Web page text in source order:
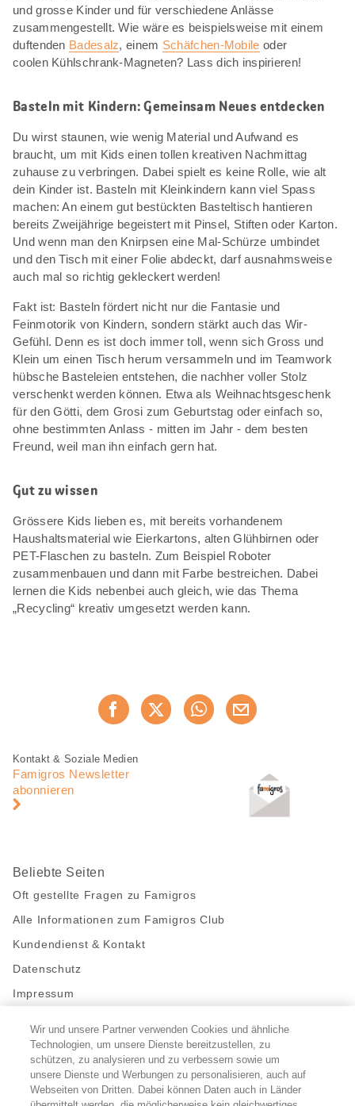
und grosse Kinder und für verschiedene Anlässe
zusammengestellt. Wie wäre es beispielsweise mit einem
duftenden Badesalz, einem Schäfchen-Mobile oder
coolen Kühlschrank-Magneten? Lass dich inspirieren!
Basteln mit Kindern: Gemeinsam Neues entdecken
Du wirst staunen, wie wenig Material und Aufwand es
braucht, um mit Kids einen tollen kreativen Nachmittag
zuhause zu verbringen. Dabei spielt es keine Rolle, wie alt
dein Kinder ist. Basteln mit Kleinkindern kann viel Spass
machen: An einem gut bestückten Basteltisch hantieren
bereits Zweijährige begeistert mit Pinsel, Stiften oder Karton.
Und wenn man den Knirpsen eine Mal-Schürze umbindet
und den Tisch mit einer Folie abdeckt, darf ausnahmsweise
auch mal so richtig gekleckert werden!
Fakt ist: Basteln fördert nicht nur die Fantasie und
Feinmotorik von Kindern, sondern stärkt auch das Wir-
Gefühl. Denn es ist doch immer toll, wenn sich Gross und
Klein um einen Tisch herum versammeln und im Teamwork
hübsche Basteleien entstehen, die nachher voller Stolz
verschenkt werden können. Etwa als Weihnachtsgeschenk
für den Götti, dem Grosi zum Geburtstag oder einfach so,
ohne bestimmten Anlass - mitten im Jahr - dem besten
Freund, weil man ihn einfach gern hat.
Gut zu wissen
Grössere Kids lieben es, mit bereits vorhandenem
Haushaltsmaterial wie Eierkartons, alten Glühbirnen oder
PET-Flaschen zu basteln. Zum Beispiel Roboter
zusammenbauen und dann mit Farbe bestreichen. Dabei
lernen die Kids nebenbei auch gleich, wie das Thema
„Recycling“ kreativ umgesetzt werden kann.
Jetzt weiterempfehlen
Fusszeile
Fusszeile
Navigation
Kontakt & Soziale Medien
Famigros Newsletter
abonnieren
Beliebte Seiten
Oft gestellte Fragen zu Famigros
Alle Informationen zum Famigros Club
Kundendienst & Kontakt
Datenschutz
Impressum
Bleibe mit uns in Kontakt
Facebook
https://twitter.com/migros
https://www.youtube.com/user/
PinterestInstagram
Wir und unsere Partner verwenden Cookies und ähnliche
Technologien, um unsere Dienste bereitzustellen, zu
schützen, zu analysieren und zu verbessern sowie um
unsere Dienste und Werbungen zu personalisieren, auch auf
Webseiten von Dritten. Dabei können Daten auch in Länder